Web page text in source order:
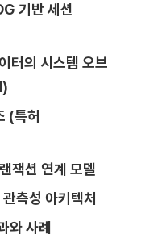
기반 세션
터의 시스템 오브
(특허
잭션 연계 모델
측성 아키텍처
와 사례